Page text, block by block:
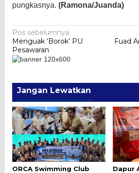
pungkasnya. (Ramona/Juanda)
Navigasi
pos
Pos sebelumnya
Menguak ‘Borok’ PU
Pesawaran
Fuad
Jangan Lewatkan
ORCA Swimming Club
Dapur